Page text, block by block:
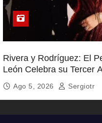
Rivera y Rodríguez: El
León Celebra su Tercer
Ternura
Ago 5, 2026 Sergiotr